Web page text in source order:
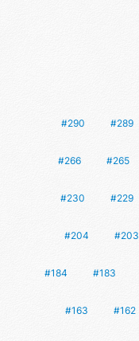
#290 #289
#266 #265
#230 #229
#204 #203
#184 #183
#163 #162